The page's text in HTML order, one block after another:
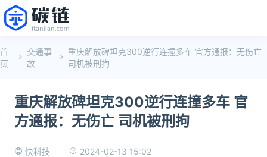
首
页
交通事
故
重庆解放碑坦克300逆行连撞多车 官方通报：无伤亡
司机被刑拘
重庆解放碑坦克300逆行连撞多车 官
方通报：无伤亡 司机被刑拘
快科技 2024-02-13 15:02